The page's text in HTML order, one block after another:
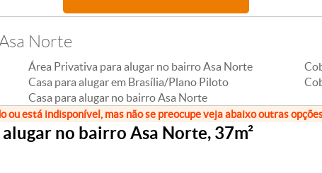
Norte
Área Privativa para alugar no bairro Asa Norte
Casa para alugar em Brasília/Plano Piloto
Casa para alugar no bairro Asa Norte
ou está indisponível, mas não se preocupe veja abaixo outras
no bairro Asa Norte, 37m²